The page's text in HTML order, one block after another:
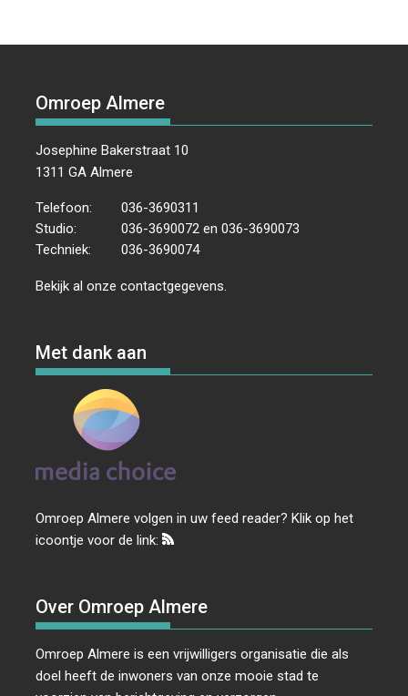
Omroep Almere
Josephine Bakerstraat 10
1311 GA Almere
Telefoon:
036-3690311
Studio:
036-3690072 en 036-3690073
Techniek:
036-3690074
Bekijk al onzecontactgegevens
Met dank aan
Omroep Almere volgen in uw feed reader? Klik op het
icoontje voor de link:
Over Omroep Almere
Omroep Almere is een vrijwilligers organisatie die als
doel heeft de inwoners van onze mooie stad te